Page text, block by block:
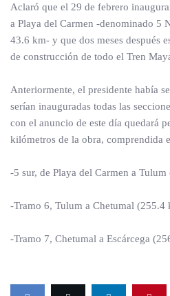
Aclaró que el 29 de febrero
a Playa del Carmen -denominado 5
43.6 km- y que dos meses después
de construcción de todo el Tren
Anteriormente, el presidente había
serían inauguradas todas las
con el anuncio de este día quedará
kilómetros de la obra, comprendida
-5 sur, de Playa del Carmen a
-Tramo 6, Tulum a Chetumal (255.4
-Tramo 7, Chetumal a Escárcega